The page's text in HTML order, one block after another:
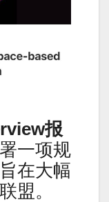
报
一项规
在大幅
盟。